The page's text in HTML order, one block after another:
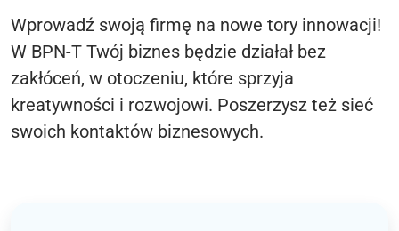
Wprowadź swoją firmę na nowe tory innowacji!
W BPN-T Twój biznes będzie działał bez
zakłóceń, w otoczeniu, które sprzyja
kreatywności i rozwojowi. Poszerzysz też sieć
swoich kontaktów biznesowych.